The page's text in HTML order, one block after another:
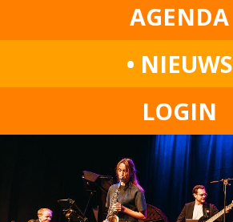
AGENDA
• NIEUWS
LOGIN